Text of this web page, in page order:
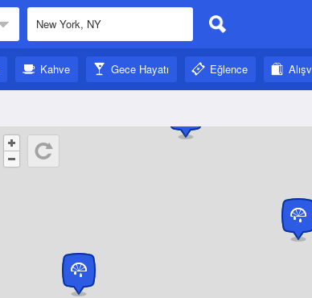
Kahve Gece Hayatı Eğlence